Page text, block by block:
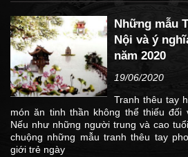
Những mẫu
Nội và ý
năm 2020
19/06/2020
Tranh thêu tay
món ăn tinh thần không thể thiếu đối
Nếu như những người trung và cao
chuộng những mẫu tranh thêu tay
giới trẻ ngày